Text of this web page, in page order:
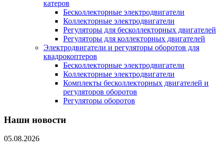
катеров
Бесколлекторные электродвигатели
Коллекторные электродвигатели
Регуляторы для бесколлекторных двигателей
Регуляторы для коллекторных двигателей
Электродвигатели и регуляторы оборотов для
квадрокоптеров
Бесколлекторные электродвигатели
Коллекторные электродвигатели
Комплекты бесколлекторных двигателей и
регуляторов оборотов
Регуляторы оборотов
Наши новости
05.08.2026